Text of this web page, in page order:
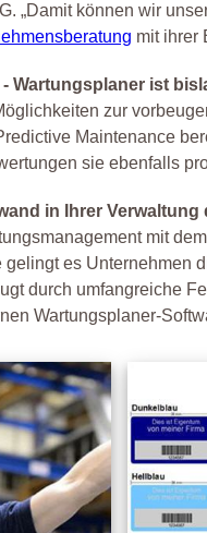
„Damit können wir
mit ihrer
Wartungsplaner ist
zur
Maintenance
sie ebenfalls
in Ihrer Verwaltung
mit
gelingt es Unternehmen
durch umfangreiche
Wartungsplaner-